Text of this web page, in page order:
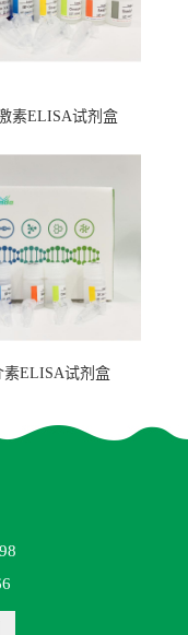
素ELISA试剂盒
素ELISA试剂盒